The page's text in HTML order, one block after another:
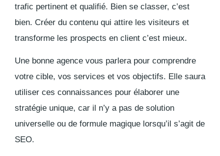
trafic pertinent et qualifié. Bien se classer, c’est
bien. Créer du contenu qui attire les visiteurs et
transforme les prospects en client c’est mieux.
Une bonne agence vous parlera pour comprendre
votre cible, vos services et vos objectifs. Elle saura
utiliser ces connaissances pour élaborer une
stratégie unique, car il n’y a pas de solution
universelle ou de formule magique lorsqu’il s’agit de
SEO.